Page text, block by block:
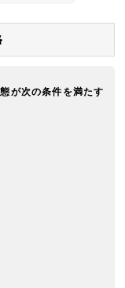
が次の条件を満たす